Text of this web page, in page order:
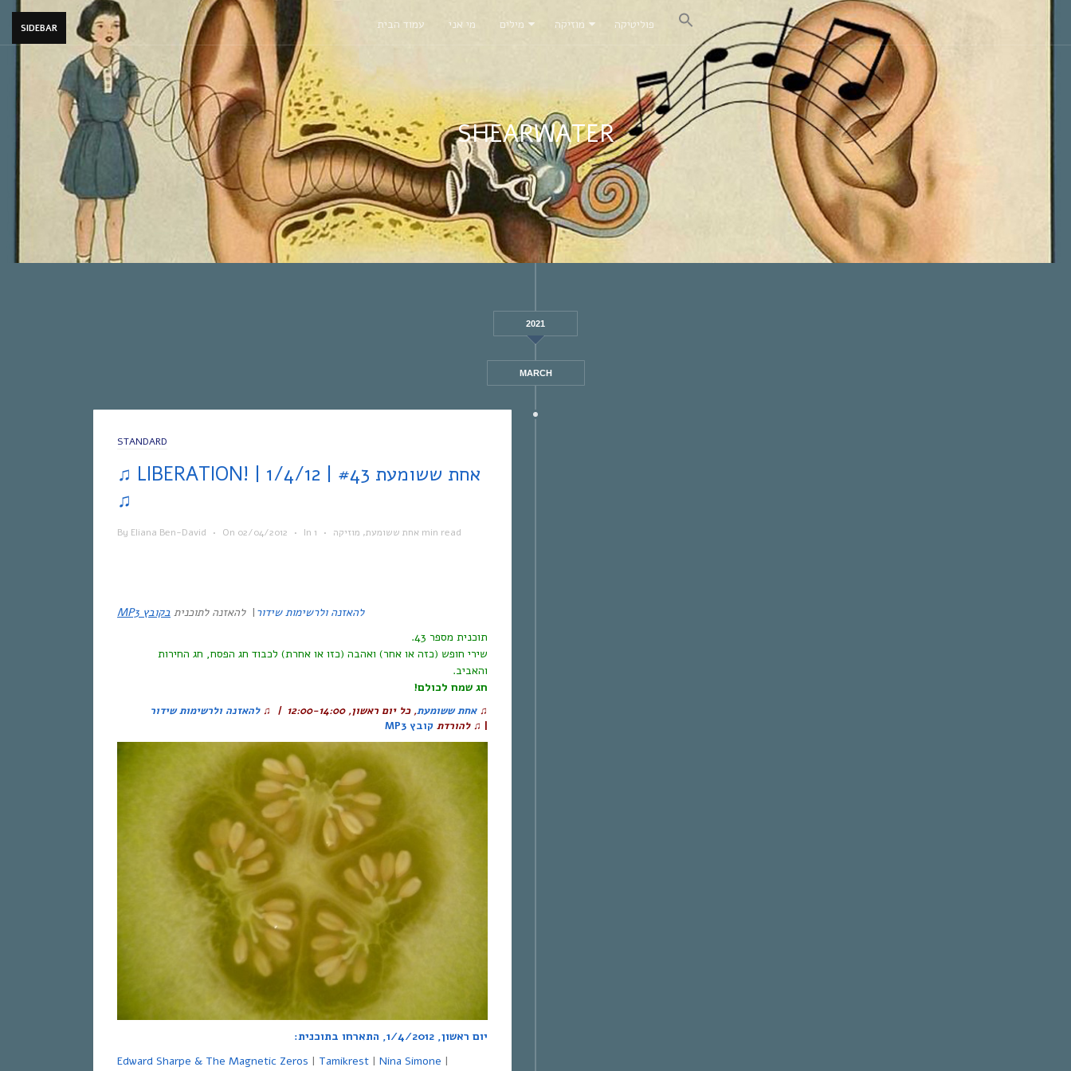
SIDEBAR עמוד הבית מי אני מילים מוזיקה פוליטיקה
SHEARWATER
2021
MARCH
STANDARD
♫ LIBERATION! | אחת ששומעת #43 | 1/4/12
♫
By Eliana Ben-David • On 02/04/2012 • In אחת ששומעת, מוזיקה • 1 min read
להאזנה ולרשימות שידור |להאזנה לתוכנית בקובץ MP3
תוכנית מספר 43
.
שירי חופש (כזה או אחר) ואהבה (כזו או אחרת) לכבוד חג הפסח, חג החירות
והאביב.
חג שמח לכולם!
♫אחת ששומעת,כל יום ראשון, 12:00-14:00 |
♫ להאזנה ולרשימות שידור
|
♫ להורדת קובץ MP3
יום ראשון, 1/4/2012, התארחו בתוכנית:
Edward Sharpe & The Magnetic Zeros | Tamikrest | Nina Simone |